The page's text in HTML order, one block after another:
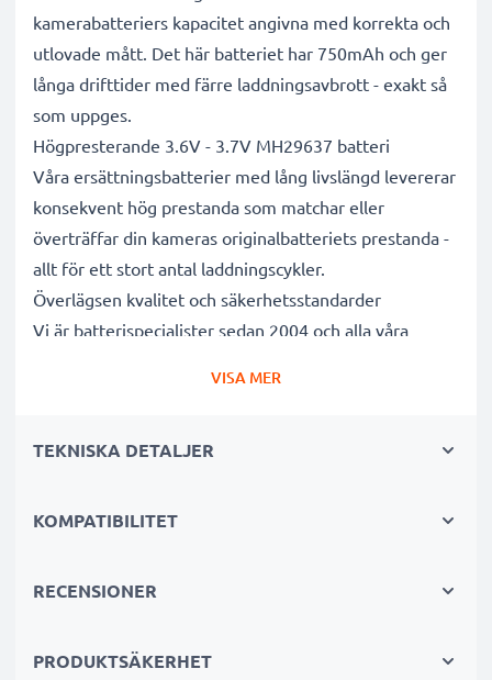
kamerabatteriers kapacitet angivna med korrekta och
utlovade mått. Det här batteriet har 750mAh och ger
långa drifttider med färre laddningsavbrott - exakt så
som uppges.
Högpresterande 3.6V - 3.7V MH29637 batteri
Våra ersättningsbatterier med lång livslängd levererar
konsekvent hög prestanda som matchar eller
överträffar din kameras originalbatteriets prestanda -
allt för ett stort antal laddningscykler.
Överlägsen kvalitet och säkerhetsstandarder
Vi är batterispecialister sedan 2004 och alla våra
mer därtill. Det är därför de levereras med 3 års
Oumbärliga i alla fotografers kameraväskor
både proffs och amatörer.
VISA MER
TEKNISKA DETALJER
KOMPATIBILITET
RECENSIONER
PRODUKTSÄKERHET